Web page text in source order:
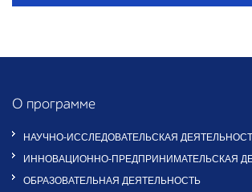
О программе
НАУЧНО-ИССЛЕДОВАТЕЛЬСКАЯ
ИННОВАЦИОННО-ПРЕДПРИНИМАТЕЛЬСКАЯ
ОБРАЗОВАТЕЛЬНАЯ ДЕЯТЕЛЬНОСТЬ